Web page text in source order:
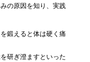
の原因を知り、実践
鍛えると体は硬く痛
研ぎ澄ますといった